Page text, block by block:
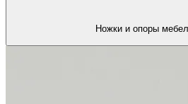
Ножки и опоры